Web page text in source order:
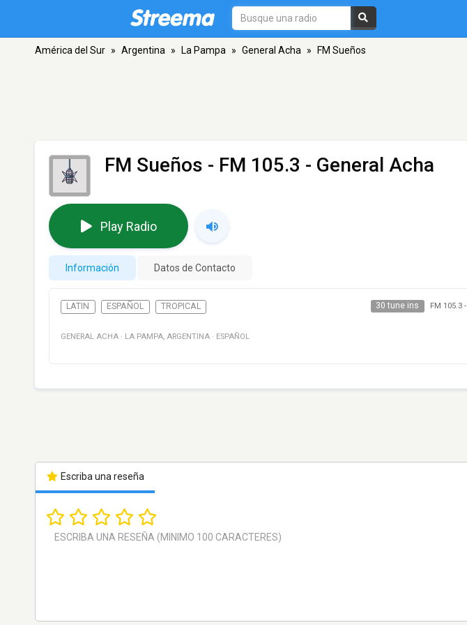
América del Sur » Argentina » La Pampa » General Acha » FM Sueños
FM Sueños - FM 105.3 - General Acha
Play Radio
Información Datos de Contacto
LATIN ESPAÑOL TROPICAL 30 tune ins FM 105.3-
GENERAL ACHA · LA PAMPA, ARGENTINA · ESPAÑOL
Escriba una reseña